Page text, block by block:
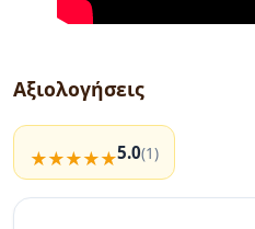
Αξιολογήσεις
5.0(1)